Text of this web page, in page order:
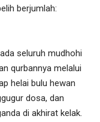
berjumlah:
seluruh mudhohi
qurbannya melalui
helai bulu hewan
dosa, dan
di akhirat kelak.